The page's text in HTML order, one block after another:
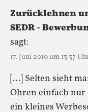
Zurücklehnen
SEDR -
sagt:
17. Juni 2010 um 13:37
[…] Selten sieht
Ohren einfach nur
ein kleines